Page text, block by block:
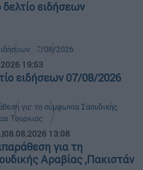
ειδήσεων
19:53
ειδήσεων 07/08/2026
|08.08.2026 13:08
για τη
Αραβίας ,Πακιστάν